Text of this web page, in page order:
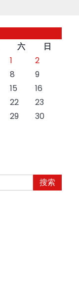
六
日
1
2
8
9
15
16
22
23
29
30